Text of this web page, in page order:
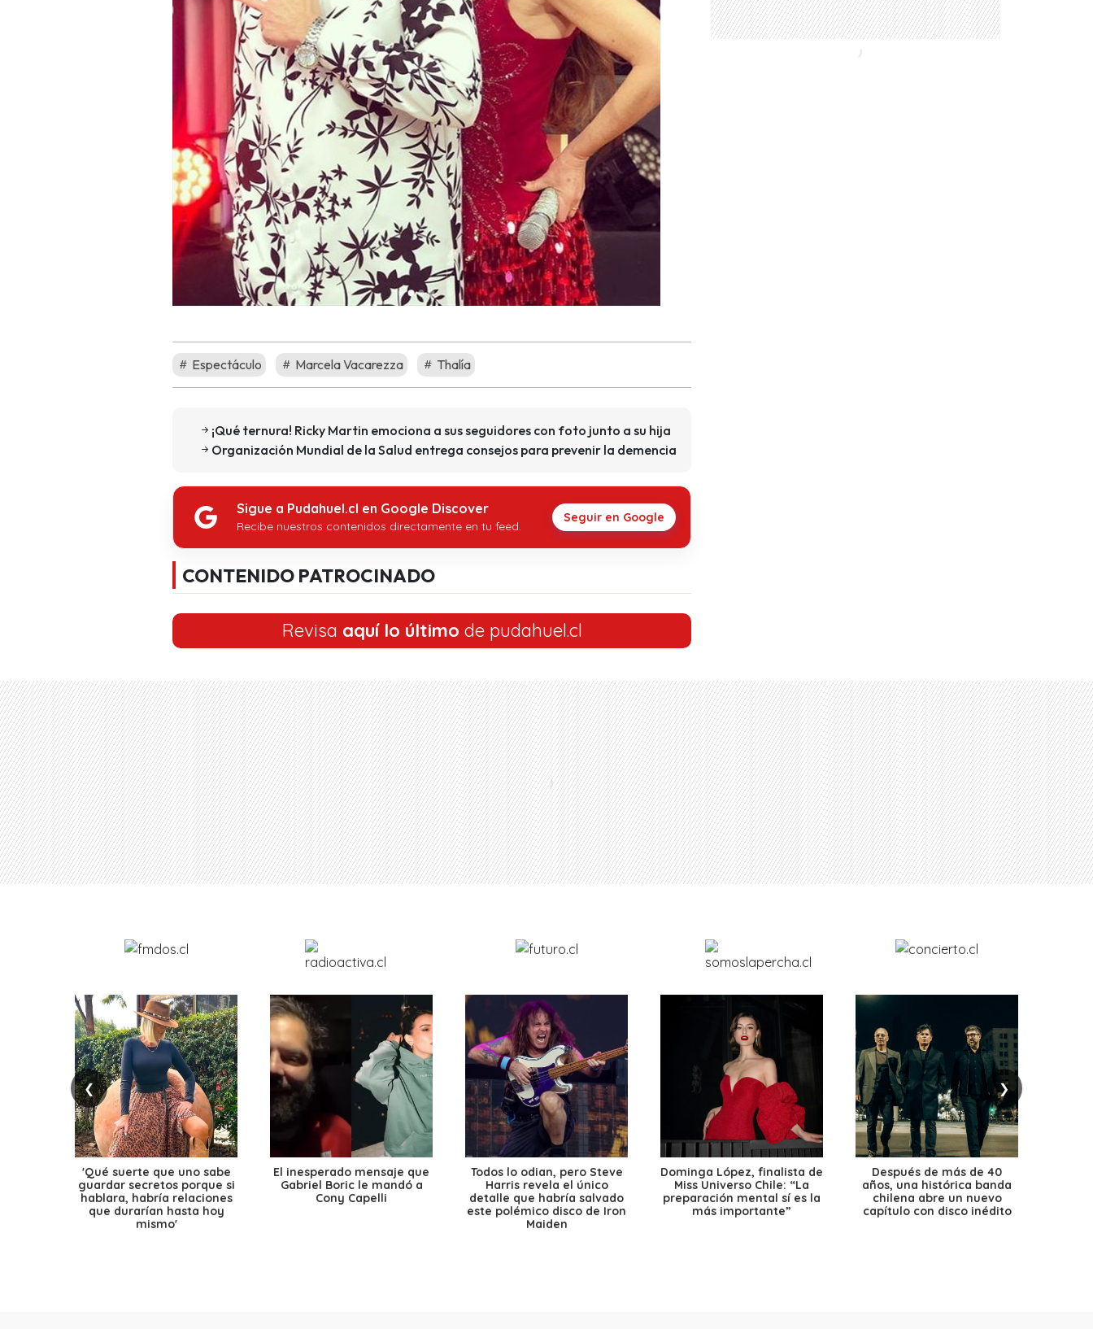
Espectáculo Marcela Vacarezza Thalía
¡Qué ternura! Ricky Martin emociona a sus seguidores con foto junto a su hija
Organización Mundial de la Salud entrega consejos para prevenir la demencia
Sigue a Pudahuel.cl en Google Discover
Recibe nuestros contenidos directamente en tu feed.
Seguir en Google
CONTENIDO PATROCINADO
Revisa aquí lo último de pudahuel.cl
❮ ❯
'Qué suerte que uno sabe
guardar secretos porque si
hablara, habría relaciones
que durarían hasta hoy
mismo'
El inesperado mensaje que
Gabriel Boric le mandó a
Cony Capelli
Todos lo odian, pero Steve
Harris revela el único
detalle que habría salvado
este polémico disco de Iron
Maiden
Dominga López, finalista de
Miss Universo Chile: “La
preparación mental sí es la
más importante”
Después de más de 40
años, una histórica banda
chilena abre un nuevo
capítulo con disco inédito